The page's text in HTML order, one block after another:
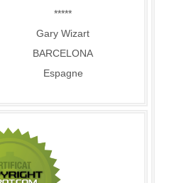
*****
Gary Wizart
BARCELONA
Espagne